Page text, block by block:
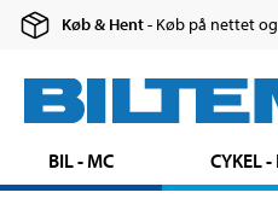
Køb & Hent- Køb på nettet
BIL - MC CYKEL -